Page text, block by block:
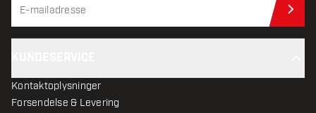
Kontaktoplysninger
Forsendelse & Levering